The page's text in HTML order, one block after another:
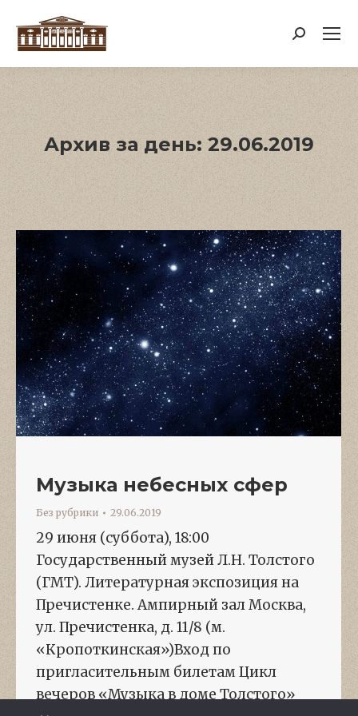
Поиск:
Архив за день: 29.06.2019
Музыка небесных сфер
Без рубрики 29.06.2019
29 июня (суббота), 18:00
Государственный музей Л.Н. Толстого
(ГМТ). Литературная экспозиция на
Пречистенке. Ампирный зал Москва,
ул. Пречистенка, д. 11/8 (м.
«Кропоткинская»)Вход по
пригласительным билетам Цикл
вечеров «Музыка в доме Толстого»